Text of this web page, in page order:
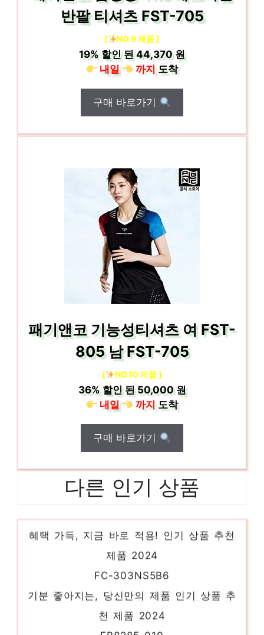
반팔 티셔츠 FST-705
[ NO.9 제품 ]
19%할인 된44,370 원
내일
까지도착
구매 바로가기
패기앤코 기능성티셔츠 여 FST-
805 남 FST-705
[ NO.10 제품 ]
36%할인 된50,000 원
내일
까지도착
구매 바로가기
다른 인기 상품
FD0736-003
제품 2024
FC-303NS5B6
천 제품 2024
FB8285-010